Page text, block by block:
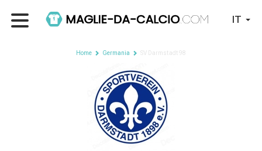
IT
Home Germania SV Darmstadt 98